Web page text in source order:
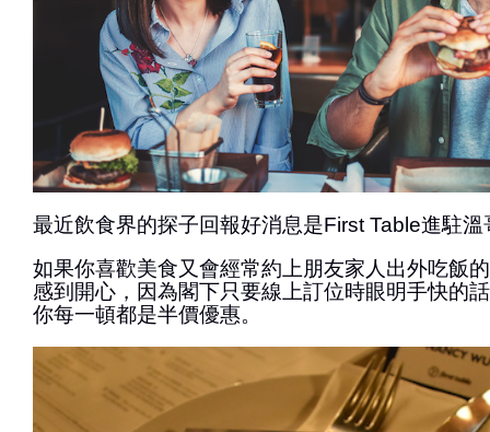
最近飲食界的探子回報好消息是First Table進駐溫
如果你喜歡美食又會經常約上朋友家人出外吃飯
感到開心，因為閣下只要線上訂位時眼明手快的
你每一頓都是半價優惠。